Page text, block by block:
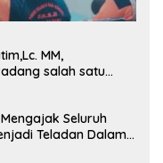
MM,
salah satu
Seluruh
Teladan Dalam